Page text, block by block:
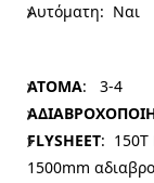
Αυτόματη: Ναι
ΑΤΟΜΑ: 3-4
FLYSHEET: 150Τ
1500mm